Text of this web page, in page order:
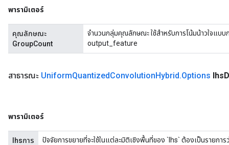
พารามิเตอร์
คุณลักษณะ
GroupCount
จำนวนกลุ่มคุณลักษณะ ใช้สำหรับการโน้มน้าวใจแ
output_feature
สาธารณะ UniformQuantizedConvolutionHybrid.Options lhs
พารามิเตอร์
lhsการ
ปัจจัยการขยายที่จะใช้ในแต่ละมิติเชิงพื้นที่ของ `lhs` ต้องเป็นรายกา